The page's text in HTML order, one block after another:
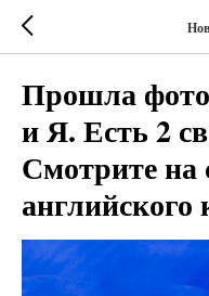
Прошла
и Я. Есть 2
Смотрите
английского